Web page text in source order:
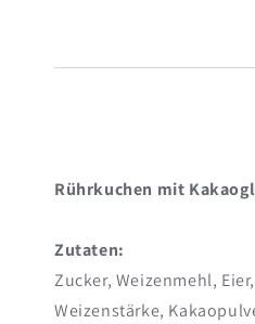
Rührkuchen mit
Zutaten:
Zucker, Weizenmehl,
Weizenstärke,